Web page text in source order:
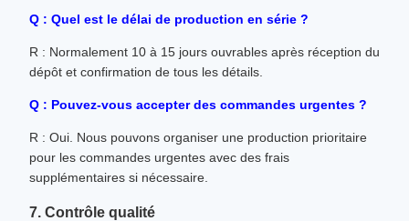
Q : Quel est le délai de production en série ?
R : Normalement 10 à 15 jours ouvrables après réception du
dépôt et confirmation de tous les détails.
Q : Pouvez-vous accepter des commandes urgentes ?
R : Oui. Nous pouvons organiser une production prioritaire
pour les commandes urgentes avec des frais
supplémentaires si nécessaire.
7. Contrôle qualité